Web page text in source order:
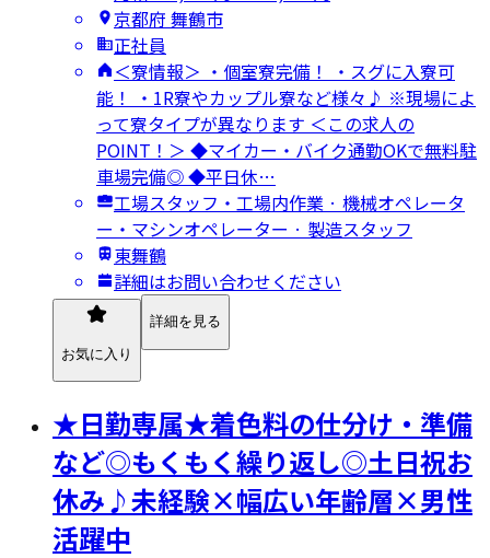
京都府 舞鶴市
正社員
＜寮情報＞ ・個室寮完備！ ・スグに入寮可
能！ ・1R寮やカップル寮など様々♪ ※現場によ
って寮タイプが異なります ＜この求人の
POINT！＞ ◆マイカー・バイク通勤OKで無料駐
車場完備◎ ◆平日休…
工場スタッフ・工場内作業 · 機械オペレータ
ー・マシンオペレーター · 製造スタッフ
東舞鶴
詳細はお問い合わせください
お気に入り
詳細を見る
★日勤専属★着色料の仕分け・準備
など◎もくもく繰り返し◎土日祝お
休み♪未経験×幅広い年齢層×男性
活躍中